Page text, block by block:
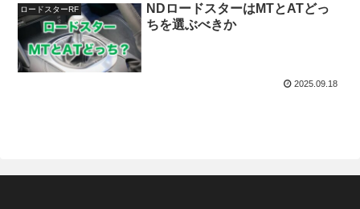
ロードスターRF
NDロードスターはMTとATどっ
ちを選ぶべきか
2025.09.18